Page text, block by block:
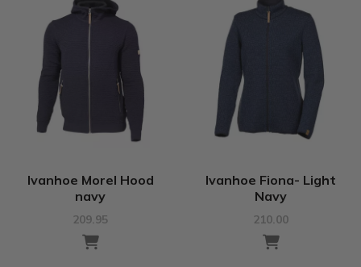
Ivanhoe Morel Hood
navy
209.95
Ivanhoe Fiona- Light
Navy
210.00